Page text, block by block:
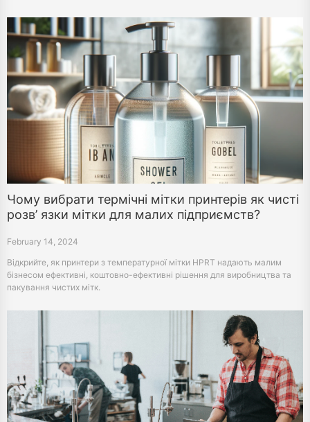
Чому вибрати термічні мітки принтерів як чисті
розв’ язки мітки для малих підприємств?
February 14, 2024
Відкрийте, як принтери з температурної мітки HPRT надають малим
бізнесом ефективні, коштовно-ефективні рішення для виробництва та
пакування чистих мітк.